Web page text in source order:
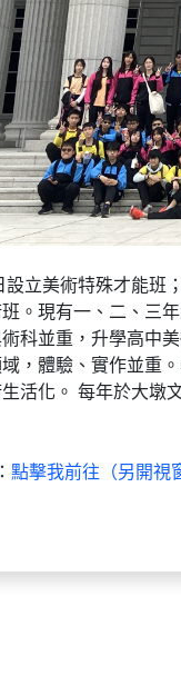
立美術特殊才能班
。現有一、二、三
科並重，升學高中
，體驗、實作並重
活化。 每年於大墩
點擊我前往（另開視